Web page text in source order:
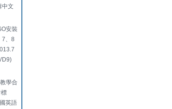
文
安裝
7、8
學合
英語